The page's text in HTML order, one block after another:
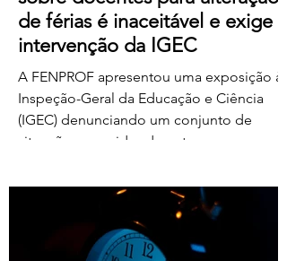
de férias é inaceitável e exige
intervenção da IGEC
A FENPROF apresentou uma exposição à
Inspeção-Geral da Educação e Ciência
(IGEC) denunciando um conjunto de
situações ocorridas durante o processo
exames nacionais de 2026, com particular
destaque para as pressões exercidas
sobre docentes classificadores para
alterarem ou prescindirem de períodos